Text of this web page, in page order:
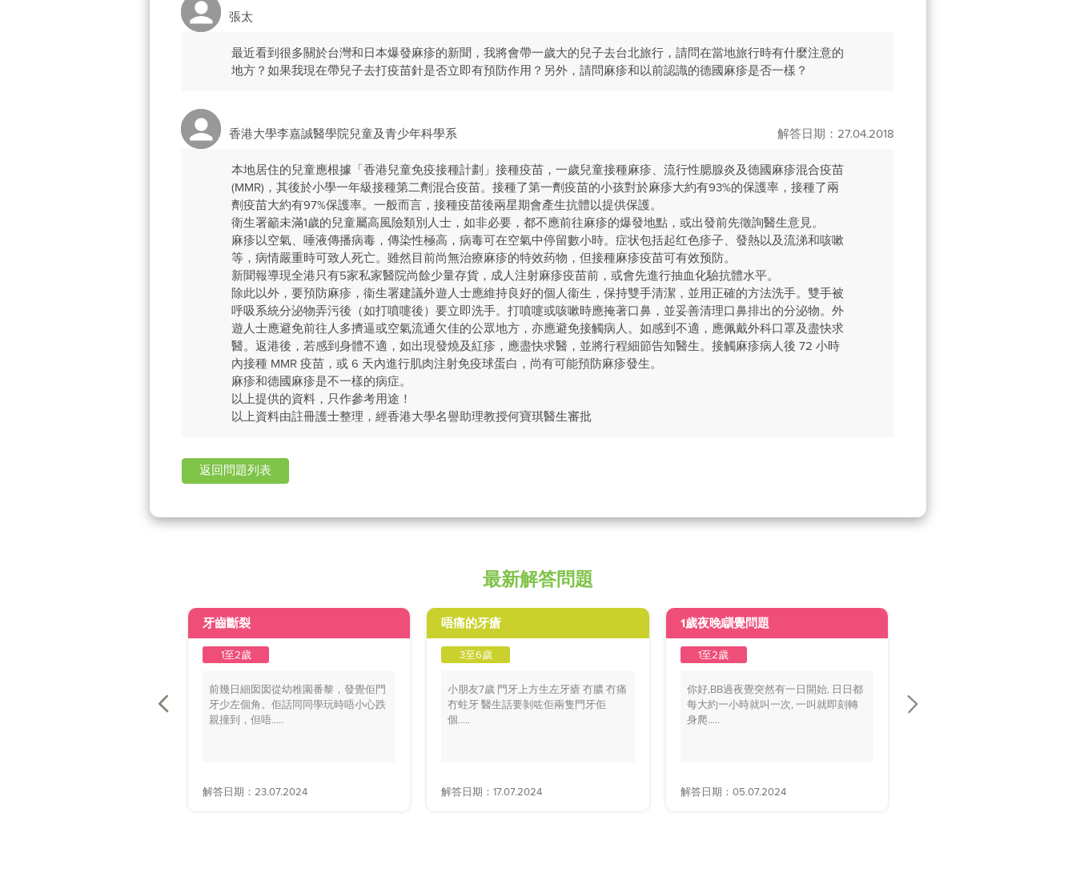
張太
最近看到很多關於台灣和日本爆發麻疹的新聞，我將會帶一歲大的兒子去台北旅行，請問在當地旅行時有什麼注意的
地方？如果我現在帶兒子去打疫苗針是否立即有預防作用？另外，請問麻疹和以前認識的德國麻疹是否一樣？
香港大學李嘉誠醫學院兒童及青少年科學系 解答日期：27.04.2018
本地居住的兒童應根據「香港兒童免疫接種計劃」接種疫苗，一歲兒童接種麻疹、流行性腮腺炎及德國麻疹混合疫苗
(MMR)，其後於小學一年級接種第二劑混合疫苗。接種了第一劑疫苗的小孩對於麻疹大約有93%的保護率，接種了兩
劑疫苗大約有97%保護率。一般而言，接種疫苗後兩星期會產生抗體以提供保護。
衛生署籲未滿1歲的兒童屬高風險類別人士，如非必要，都不應前往麻疹的爆發地點，或出發前先徵詢醫生意見。
麻疹以空氣、唾液傳播病毒，傳染性極高，病毒可在空氣中停留數小時。症状包括起红色疹子、發熱以及流涕和咳嗽
等，病情嚴重時可致人死亡。雖然目前尚無治療麻疹的特效药物，但接種麻疹疫苗可有效预防。
新聞報導現全港只有5家私家醫院尚餘少量存貨，成人注射麻疹疫苗前，或會先進行抽血化驗抗體水平。
除此以外，要預防麻疹，衞生署建議外遊人士應維持良好的個人衞生，保持雙手清潔，並用正確的方法洗手。雙手被
呼吸系統分泌物弄污後（如打噴嚏後）要立即洗手。打噴嚏或咳嗽時應掩著口鼻，並妥善清理口鼻排出的分泌物。外
遊人士應避免前往人多擠逼或空氣流通欠佳的公眾地方，亦應避免接觸病人。如感到不適，應佩戴外科口罩及盡快求
醫。返港後，若感到身體不適，如出現發燒及紅疹，應盡快求醫，並將行程細節告知醫生。接觸麻疹病人後 72 小時
內接種 MMR 疫苗，或 6 天內進行肌肉注射免疫球蛋白，尚有可能預防麻疹發生。
麻疹和德國麻疹是不一樣的病症。
以上提供的資料，只作參考用途！
以上資料由註冊護士整理，經香港大學名譽助理教授何寶琪醫生審批
返回問題列表
最新解答問題
牙齒斷裂
1至2歲
前幾日細囡囡從幼稚園番黎，發覺佢門
牙少左個角。佢話同同學玩時唔小心跌
親撞到，但唔.....
解答日期：23.07.2024
唔痛的牙瘡
3至6歲
小朋友7歲 門牙上方生左牙瘡 冇膿 冇痛
冇蛀牙 醫生話要剝咗佢兩隻門牙佢
個.....
解答日期：17.07.2024
1歲夜晚瞓覺問題
1至2歲
你好,BB過夜覺突然有一日開始, 日日都
每大約一小時就叫一次, 一叫就即刻轉
身爬.....
解答日期：05.07.2024